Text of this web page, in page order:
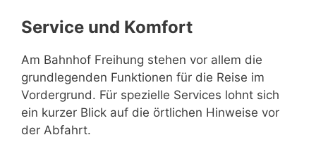
Service und Komfort
Am Bahnhof Freihung stehen vor allem die
grundlegenden Funktionen für die Reise im
Vordergrund. Für spezielle Services lohnt sich
ein kurzer Blick auf die örtlichen Hinweise vor
der Abfahrt.